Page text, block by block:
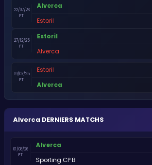
22/07/26
FT
Alverca
Estoril
27/12/25
FT
Estoril
Alverca
19/07/25
FT
Estoril
Alverca
Alverca DERNIERS MATCHS
01/08/26
FT
Alverca
Sporting CP B